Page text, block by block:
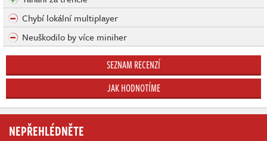
Chybí lokální multiplayer
Neuškodilo by více miniher
SEZNAM RECENZÍ
JAK HODNOTÍME
NEPŘEHLÉDNĚTE